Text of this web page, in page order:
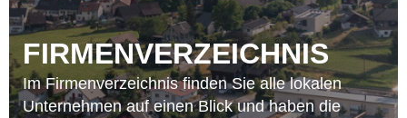
FIRMENVERZEICHNIS
Im Firmenverzeichnis finden Sie alle lokalen
Unternehmen auf einen Blick und haben die